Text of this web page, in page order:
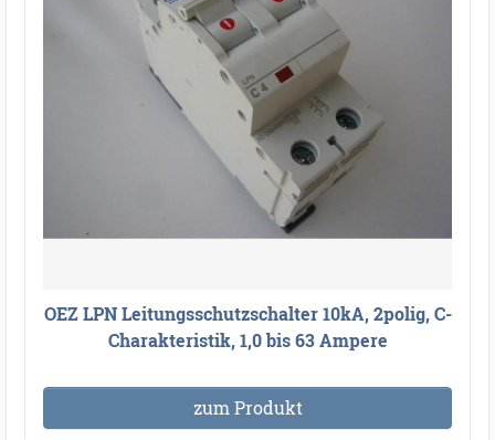
OEZ LPN Leitungsschutzschalter 10kA, 2polig, C-
Charakteristik, 1,0 bis 63 Ampere
zum Produkt